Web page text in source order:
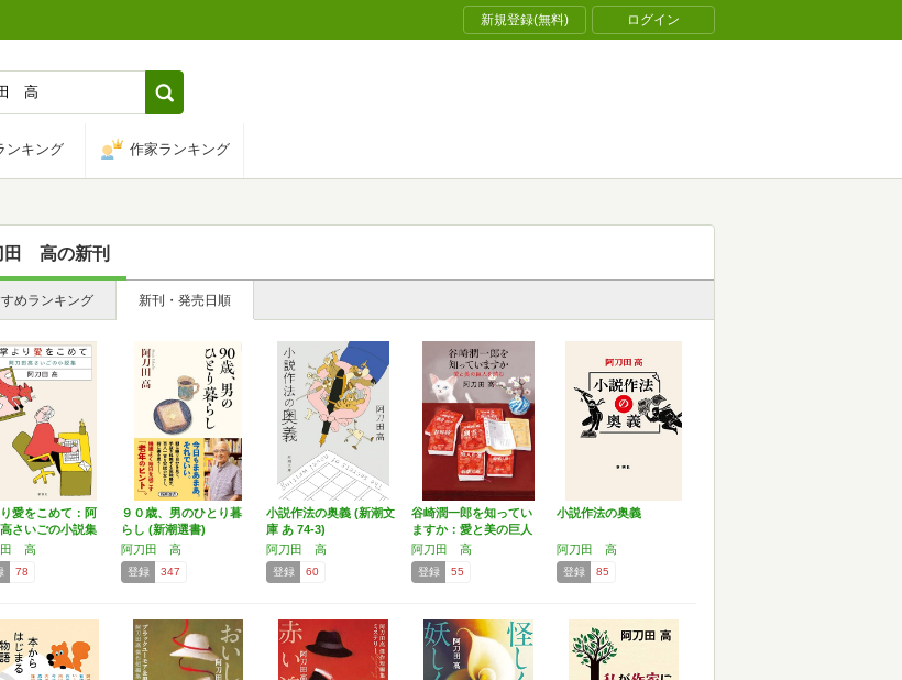
新規登録(無料) ログイン
ンキング 作家ランキング
田 高の新刊
めランキング 新刊・発売日順
愛をこめて：阿
さいごの小説集
田 高
78
９０歳、男のひとり暮
らし (新潮選書)
阿刀田 高
登録 347
小説作法の奥義 (新潮文
庫 あ 74-3)
阿刀田 高
登録 60
谷崎潤一郎を知ってい
ますか：愛と美の巨人
を読…
阿刀田 高
登録 55
小説作法の奥義
阿刀田 高
登録 85